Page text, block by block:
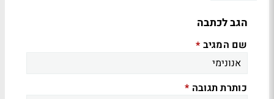
הגב לכתבה
שם המגיב *
כותרת תגובה *